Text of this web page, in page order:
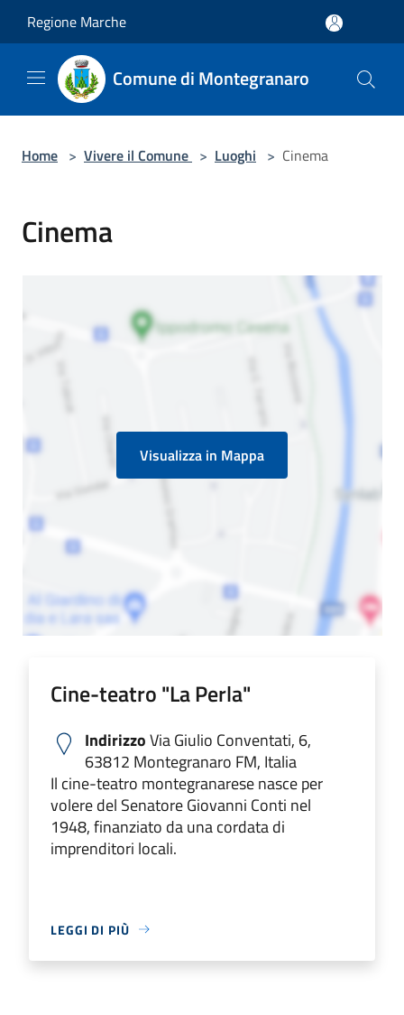
Regione Marche
Comune di Montegranaro
Home > Vivere il Comune > Luoghi > Cinema
Cinema
Visualizza in Mappa
Cine-teatro "La Perla‎"
IndirizzoVia Giulio Conventati, 6,
63812 Montegranaro FM, Italia
Il cine-teatro montegranarese nasce per
volere del Senatore Giovanni Conti nel
1948, finanziato da una cordata di
imprenditori locali.
LEGGI DI PIÙ